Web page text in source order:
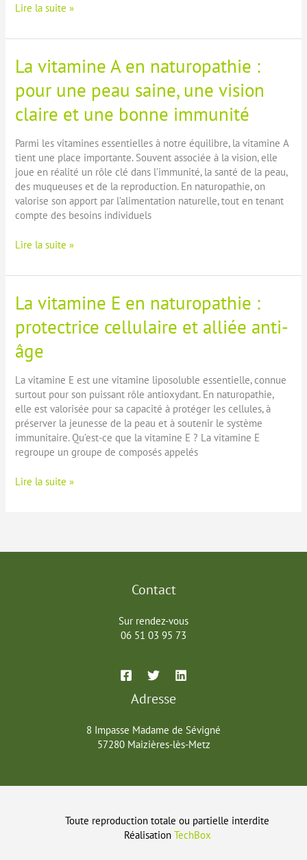
La
K
naturopathie
équilibre
circulatoire
et
santé
osseuse
au
naturel
Lire la suite »
La vitamine A en naturopathie :
pour une peau saine, une vision
claire et une bonne immunité
Parmi les vitamines essentielles à notre équilibre, la vitamine A
tient une place importante. Souvent associée à la vision, elle
joue en réalité un rôle clé dans l’immunité, la santé de la peau,
des muqueuses et de la reproduction. En naturopathie, on
valorise son apport par l’alimentation naturelle, tout en tenant
compte des besoins individuels
La
A
naturopathie
pour
une
peau
saine,
une
vision
claire
et
une
bonne
immunité
Lire la suite »
La vitamine E en naturopathie :
protectrice cellulaire et alliée anti-
âge
La vitamine E est une vitamine liposoluble essentielle, connue
surtout pour son puissant rôle antioxydant. En naturopathie,
elle est valorisée pour sa capacité à protéger les cellules, à
préserver la jeunesse de la peau et à soutenir le système
immunitaire. Qu’est-ce que la vitamine E ? La vitamine E
regroupe un groupe de composés appelés
La
:
Lire la suite »
Contact
Sur rendez-vous
06 51 03 95 73
Adresse
8 Impasse Madame de Sévigné
57280 Maizières-lès-Metz
Toute reproduction totale ou partielle interdite
Réalisation TechBox